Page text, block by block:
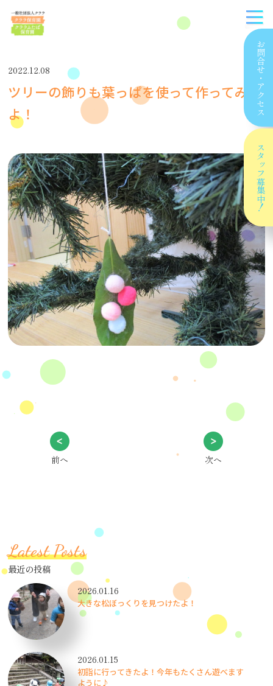
お問合せ
・
アクセス
スタッフ
募集中！
2022.12.08
ツリーの飾りも葉っぱを使って作ってみた
よ！
前へ 次へ
Latest Posts
最近の投稿
2026.01.16
大きな松ぼっくりを見つけたよ！
2026.01.15
初詣に行ってきたよ！今年もたくさん遊べます
ように♪